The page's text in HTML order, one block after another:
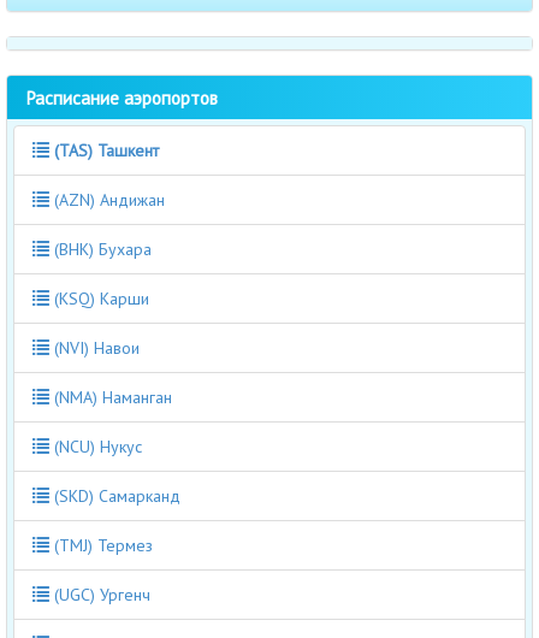
Расписание аэропортов
(TAS) Ташкент
(AZN) Андижан
(BHK) Бухара
(KSQ) Карши
(NVI) Навои
(NMA) Наманган
(NCU) Нукус
(SKD) Самарканд
(TMJ) Термез
(UGC) Ургенч